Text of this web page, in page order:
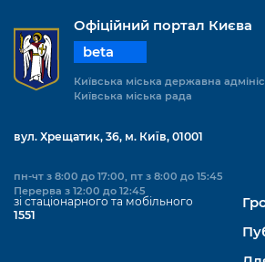
Офіційний портал Києва
beta
Київська міська державна
Київська міська рада
вул. Хрещатик, 36, м. Київ, 01001
пн-чт з 8:00 до 17:00, пт з 8:00 до 15:45
Перерва з 12:00 до 12:45
зі стаціонарного та мобільного
1551